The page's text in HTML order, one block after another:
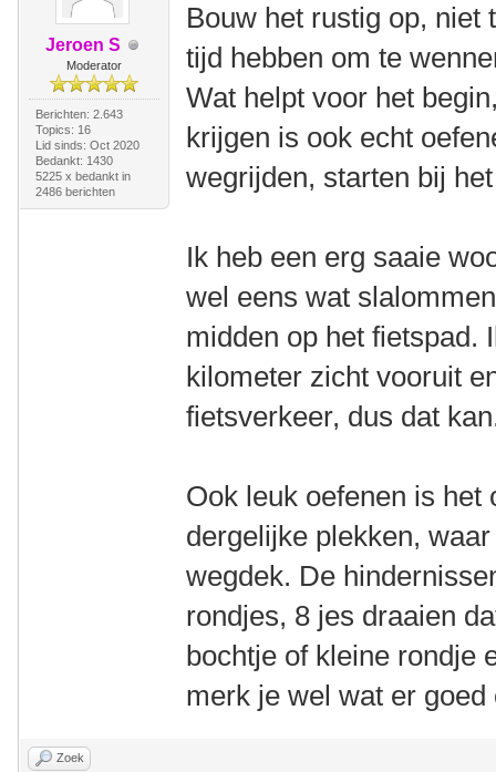
Jeroen S
Moderator
Berichten: 2.643
Topics: 16
Lid sinds: Oct 2020
Bedankt: 1430
5225 x bedankt in
2486 berichten
Bouw het rustig op, niet
tijd hebben om te
Wat helpt voor het
krijgen is ook echt
wegrijden, starten bij
Ik heb een erg saaie
wel eens wat
midden op het fietspad.
kilometer zicht vooruit
fietsverkeer, dus dat
Ook leuk oefenen is het
dergelijke plekken,
wegdek. De
rondjes, 8 jes draaien
bochtje of kleine rondje
merk je wel wat er
Zoek